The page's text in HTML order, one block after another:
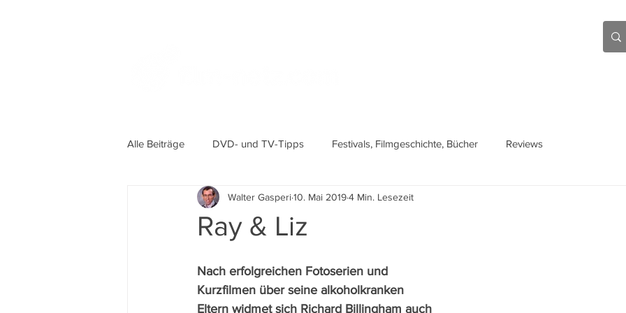
Alle Beiträge DVD- und TV-Tipps Festivals, Filmgeschichte, Bücher Reviews
Ray & Liz
Walter Gasperi10. Mai 20194 Min. Lesezeit
Nach erfolgreichen Fotoserien und
Kurzfilmen über seine alkoholkranken
Eltern widmet sich Richard Billingham auch